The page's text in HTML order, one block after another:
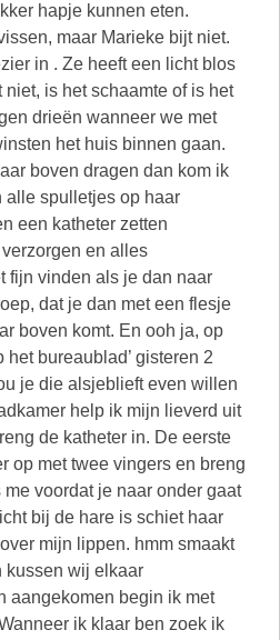
hapje kunnen eten.
maar Marieke bijt niet.
in . Ze heeft een licht blos
is het schaamte of is het
drieën wanneer we met
het huis binnen gaan.
boven dragen dan kom ik
alle spulletjes op haar
een katheter zetten
en alles
fijn vinden als je dan naar
dat je dan met een flesje
boven komt. En ooh ja, op
bureaublad’ gisteren 2
je die alsjeblieft even willen
help ik mijn lieverd uit
de katheter in. De eerste
op met twee vingers en breng
voordat je naar onder gaat
bij de hare is schiet haar
mijn lippen. hmm smaakt
kussen wij elkaar
aangekomen begin ik met
ik klaar ben zoek ik